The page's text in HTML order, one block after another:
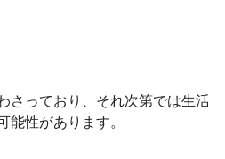
さっており、それ次第では生活
能性があります。